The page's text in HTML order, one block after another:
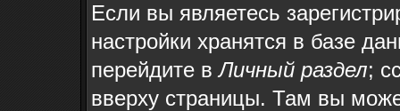
Если вы являетесь
настройки хранятся в базе
перейдите вЛичный раздел;
вверху страницы. Там вы